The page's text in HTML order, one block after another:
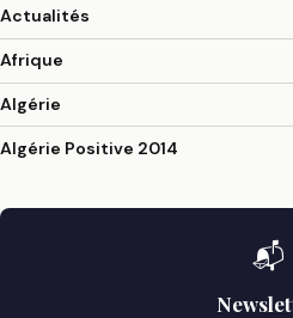
Actualités
Afrique
Algérie
Algérie Positive 2014
📬